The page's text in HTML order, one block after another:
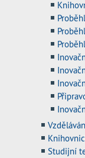
Studijní